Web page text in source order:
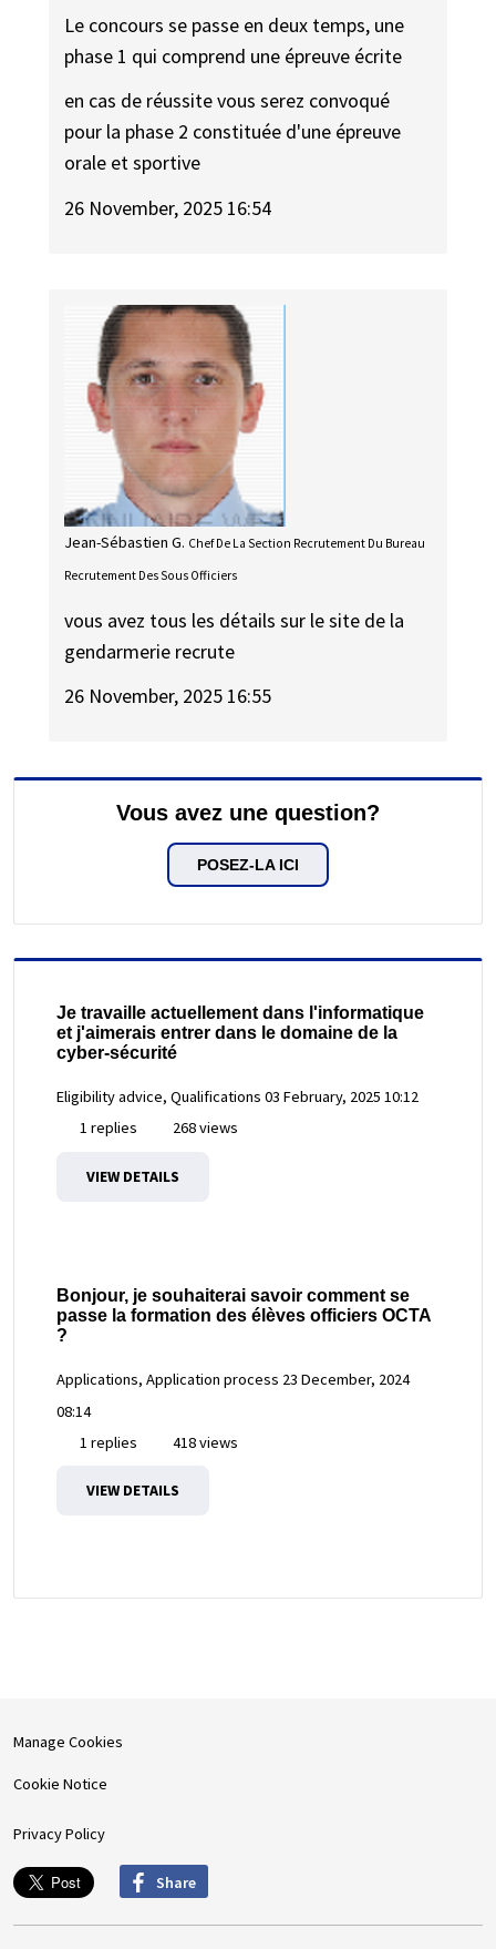
Le concours se passe en deux temps, une
phase 1 qui comprend une épreuve écrite
en cas de réussite vous serez convoqué
pour la phase 2 constituée d'une épreuve
orale et sportive
26 November, 2025 16:54
Jean-Sébastien G. Chef De La Section Recrutement Du Bureau
Recrutement Des Sous Officiers
vous avez tous les détails sur le site de la
gendarmerie recrute
26 November, 2025 16:55
Vous avez une question?
POSEZ-LA ICI
Je travaille actuellement dans l'informatique
et j'aimerais entrer dans le domaine de la
cyber-sécurité
Eligibility advice, Qualifications 03 February, 2025 10:12
1 replies
268 views
VIEW DETAILS
Bonjour, je souhaiterai savoir comment se
passe la formation des élèves officiers OCTA
?
Applications, Application process 23 December, 2024
08:14
1 replies
418 views
VIEW DETAILS
Manage Cookies
Cookie Notice
Privacy Policy
Share